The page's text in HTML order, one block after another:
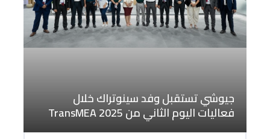
جيوشي تستقبل وفد سينوتراك خلال
فعاليات اليوم الثاني من TransMEA 2025